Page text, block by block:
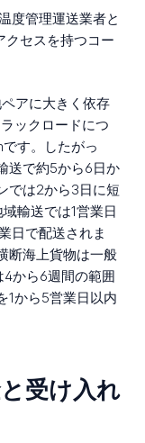
度管理運送業者と
クセスを持つコー
アに大きく依存
ックロードにつ
す。したがっ
送で約5から6日か
では2から3日に短
輸送では1営業日
日で配送されま
断海上貨物は一般
から6週間の範囲
1から5営業日以内
受け入れ